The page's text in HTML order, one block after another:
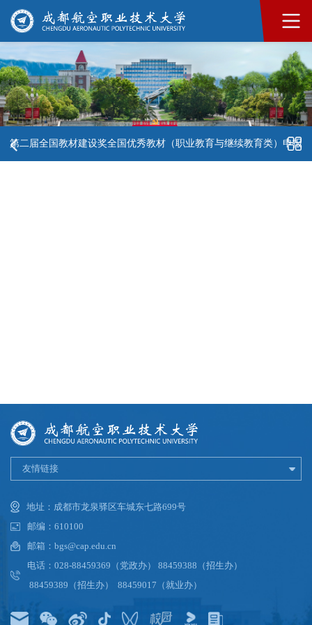
第二届全国教材建设奖全国优秀教材（职业教育与继续教育类）申报
友情链接
地址：成都市龙泉驿区车城东七路699号
邮编：610100
邮箱：bgs@cap.edu.cn
电话：028-88459369（党政办） 88459388（招生办）
88459389（招生办） 88459017（就业办）